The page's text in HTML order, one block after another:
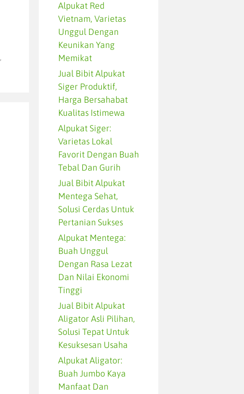
,
Alpukat Red
Vietnam, Varietas
Unggul Dengan
Keunikan Yang
Memikat
Jual Bibit Alpukat
Siger Produktif,
Harga Bersahabat
Kualitas Istimewa
Alpukat Siger:
Varietas Lokal
Favorit Dengan Buah
Tebal Dan Gurih
Jual Bibit Alpukat
Mentega Sehat,
Solusi Cerdas Untuk
Pertanian Sukses
Alpukat Mentega:
Buah Unggul
Dengan Rasa Lezat
Dan Nilai Ekonomi
Tinggi
Jual Bibit Alpukat
Aligator Asli Pilihan,
Solusi Tepat Untuk
Kesuksesan Usaha
Alpukat Aligator:
Buah Jumbo Kaya
Manfaat Dan